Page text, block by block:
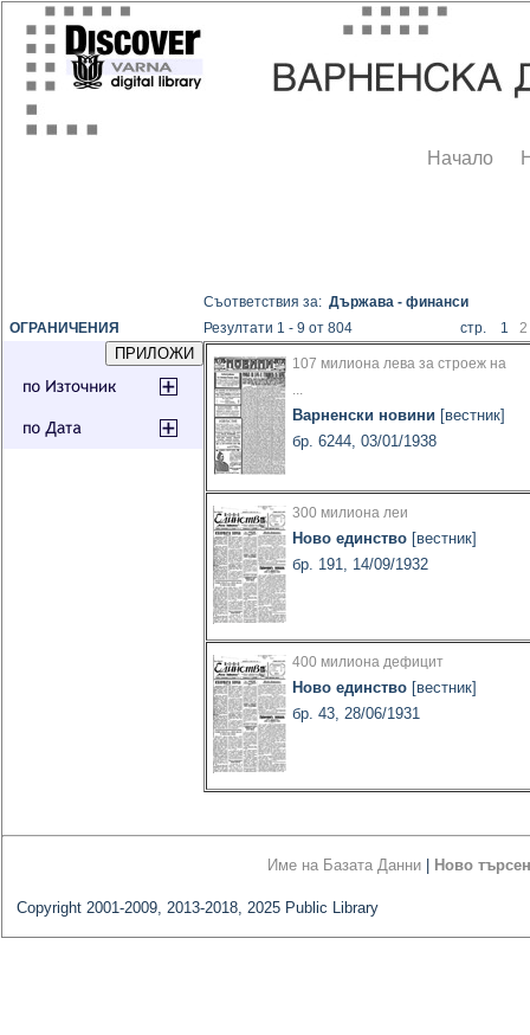
Начало
ОГРАНИЧЕНИЯ
Съответствия за:Държава - финанси
Резултати 1 - 9 от 804
стр. 12
107 милиона лева за строеж на
...
Варненски новини [вестник]
бр. 6244, 03/01/1938
300 милиона леи
Ново единство [вестник]
бр. 191, 14/09/1932
400 милиона дефицит
Ново единство [вестник]
бр. 43, 28/06/1931
Име на Базата Данни Ново
Copyright 2001-2009, 2013-2018, 2025 Public Library